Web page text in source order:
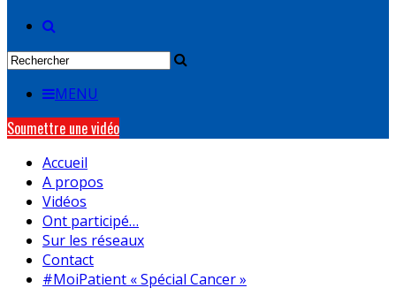
MENU
Soumettre une vidéo
Accueil
A propos
Vidéos
Ont participé…
Sur les réseaux
Contact
#MoiPatient « Spécial Cancer »